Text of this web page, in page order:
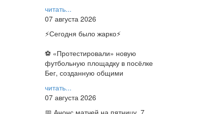
читать...
07 августа 2026
⚡️Сегодня было жарко⚡️
⚽ ️«Протестировали» новую
футбольную площадку в посёлке
Бег, созданную общими
читать...
07 августа 2026